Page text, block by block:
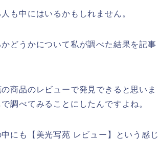
も中にはいるかもしれません。
どうかについて私が調べた結果を記事
商品のレビューで発見できると思いま
調べてみることにしたんですよね。
にも【美光写苑 レビュー】という感じ